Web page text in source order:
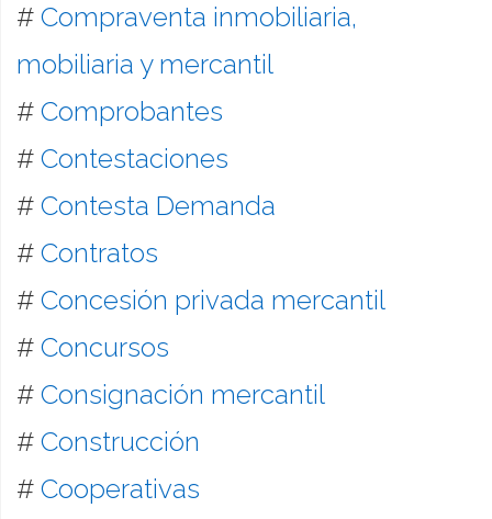
# Compraventa inmobiliaria,
mobiliaria y mercantil
# Comprobantes
# Contestaciones
# Contesta Demanda
# Contratos
# Concesión privada mercantil
# Concursos
# Consignación mercantil
# Construcción
# Cooperativas